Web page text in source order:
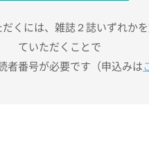
くには、雑誌２誌いずれか
ていただくことで
者番号が必要です（申込みは